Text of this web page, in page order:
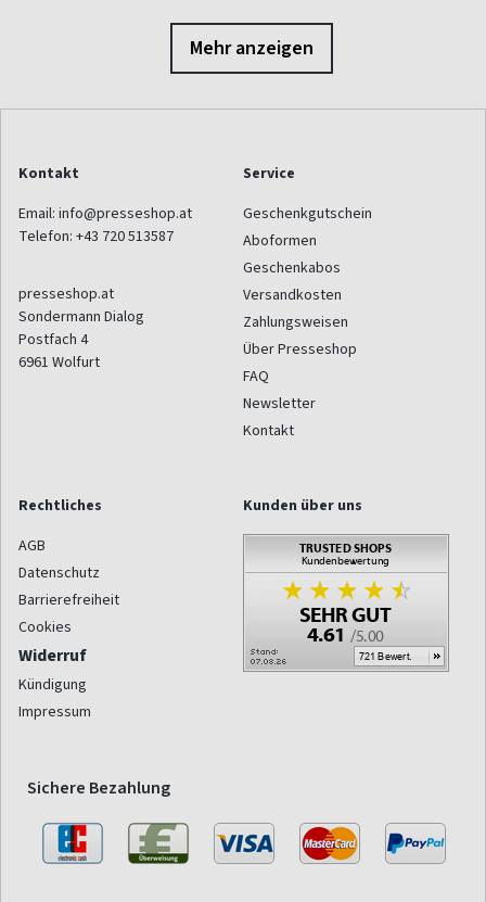
Mehr anzeigen
Kontakt
Email: info@presseshop.at
Telefon: +43 720 513587
presseshop.at
Sondermann Dialog
Postfach 4
6961 Wolfurt
Service
Geschenkgutschein
Aboformen
Geschenkabos
Versandkosten
Zahlungsweisen
Über Presseshop
FAQ
Newsletter
Kontakt
Rechtliches
AGB
Datenschutz
Barrierefreiheit
Cookies
Widerruf
Kündigung
Impressum
Kunden über uns
Sichere Bezahlung